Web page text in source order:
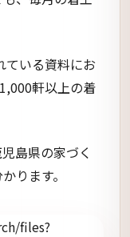
ている資料にお
軒以上の着
島県の家づく
ります。
files?